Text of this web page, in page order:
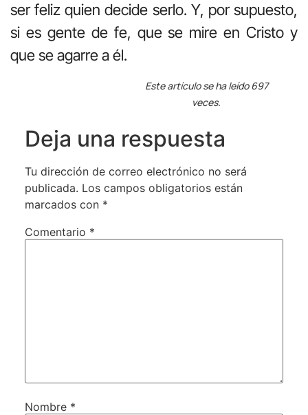
ser feliz quien decide serlo. Y, por supuesto,
si es gente de fe, que se mire en Cristo y
que se agarre a él.
Este artículo se ha leído 697
veces.
Deja una respuesta
Tu dirección de correo electrónico no será
publicada. Los campos obligatorios están
marcados con *
Comentario *
Nombre *